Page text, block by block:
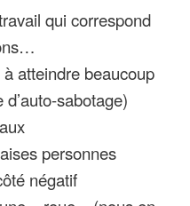
qui correspond
atteindre beaucoup
sabotage)
personnes
négatif